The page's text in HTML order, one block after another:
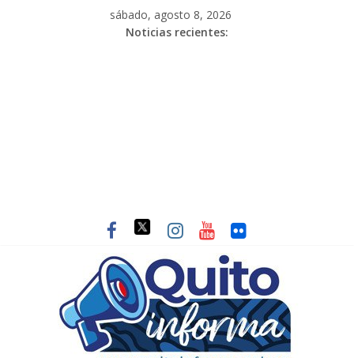
sábado, agosto 8, 2026
Noticias recientes: